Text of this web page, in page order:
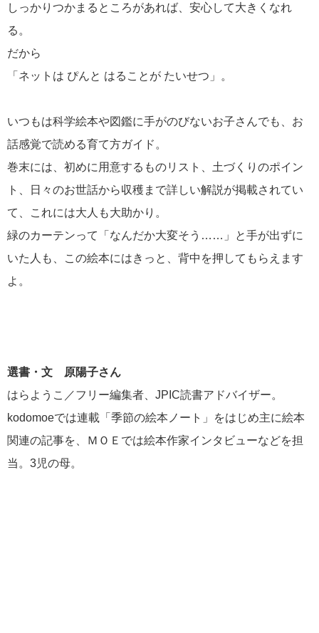
しっかりつかまるところがあれば、安心して大きくなれ
る。
だから
「ネットは ぴんと はることが たいせつ」。
いつもは科学絵本や図鑑に手がのびないお子さんでも、お
話感覚で読める育て方ガイド。
巻末には、初めに用意するものリスト、土づくりのポイン
ト、日々のお世話から収穫まで詳しい解説が掲載されてい
て、これには大人も大助かり。
緑のカーテンって「なんだか大変そう……」と手が出ずに
いた人も、この絵本にはきっと、背中を押してもらえます
よ。
選書・文 原陽子さん
はらようこ／フリー編集者、JPIC読書アドバイザー。
kodomoeでは連載「季節の絵本ノート」をはじめ主に絵本
関連の記事を、ＭＯＥでは絵本作家インタビューなどを担
当。3児の母。